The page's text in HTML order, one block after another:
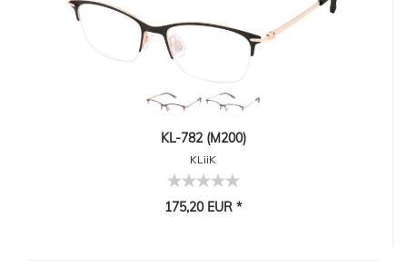
KL-782 (M200)
KLiiK
175,20 EUR *